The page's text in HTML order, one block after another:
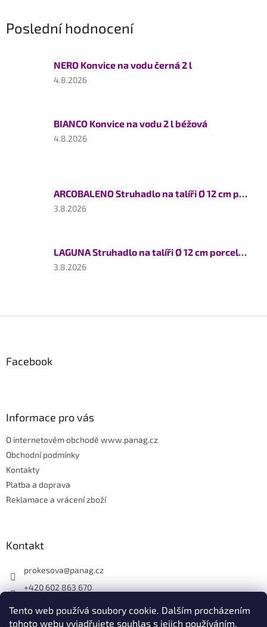
Tento web používá soubory cookie. Dalším procházením
tohoto webu vyjadřujete souhlas s jejich používáním.
Poslední hodnocení
NERO Konvice na vodu černá 2 l
Hodnocení
z
5
4.8.2026
BIANCO Konvice na vodu 2 l béžová
Hodnocení
5
hvězdiček.
4.8.2026
ARCOBALENO Struhadlo na talíři Ø 12 cm porcelán
Hodnocení
z
5
3.8.2026
LAGUNA Struhadlo na talíři Ø 12 cm porcelán
Hodnocení
3.8.2026
p
aFacebook
Informace pro vás
O internetovém obchodě www.panag.cz
Obchodní podmínky
Kontakty
Platba a doprava
Reklamace a vrácení zboží
Kontakt
prokesova@panag.cz
+420 602 863 670